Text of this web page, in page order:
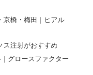
京橋・梅田｜ヒアル
ス注射がおすすめ
グロースファクター